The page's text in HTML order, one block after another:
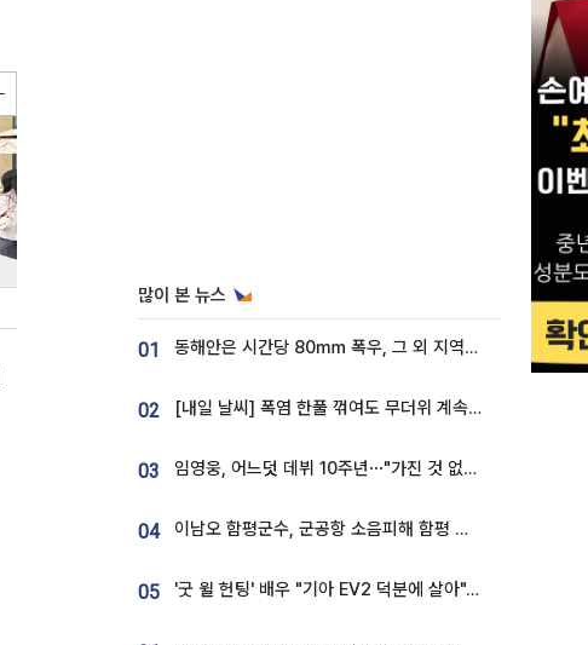
많이 본 뉴스
01 동해안은 시간당 80㎜ 폭우, 그 외 지역은 폭염…‘극과 극 날씨’
02 [내일 날씨] 폭염 한풀 꺾여도 무더위 계속⋯동해안 이틀 연속 비
03 임영웅, 어느덧 데뷔 10주년⋯"가진 것 없던 시절, 내 앞엔 20명의 팬뿐"
04 이남오 함평군수, 군공항 소음피해 함평 보상 요구
05 '굿 윌 헌팅' 배우 "기아 EV2 덕분에 살아"…교통사고 후 안전성 극찬